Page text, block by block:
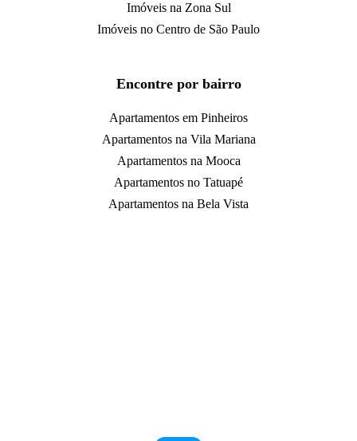
Imóveis na Zona Sul
Imóveis no Centro de São Paulo
Encontre por bairro
Apartamentos em Pinheiros
Apartamentos na Vila Mariana
Apartamentos na Mooca
Apartamentos no Tatuapé
Apartamentos na Bela Vista